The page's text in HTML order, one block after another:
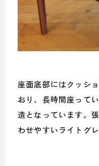
座面底部にはクッシ
おり、長時間座って
造となっています。
わせやすいライトグレ